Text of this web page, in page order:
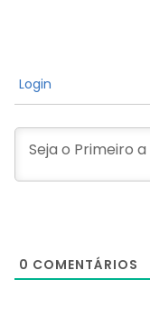
Login
0 COMENTÁRIOS